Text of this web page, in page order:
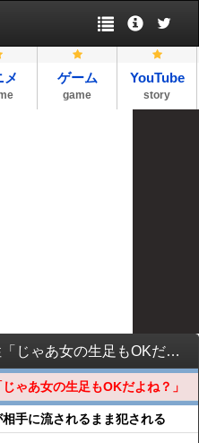
メ ゲーム
game
YouTube
story
都庁「半ズボン解禁！」 女性「じゃあ女の生足もOKだよね？」
ゃあ女の生足もOKだよね？」
手に流されるまま犯される